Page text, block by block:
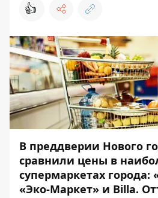
👍
В преддверии Нового
сравнили цены в
супермаркетах города:
«Эко-Маркет» и Billa.